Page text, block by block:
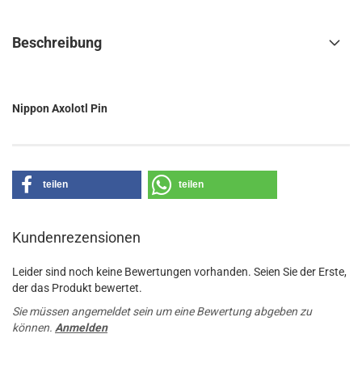
Beschreibung
Nippon Axolotl Pin
teilen teilen
Kundenrezensionen
Leider sind noch keine Bewertungen vorhanden. Seien Sie der Erste,
der das Produkt bewertet.
Sie müssen angemeldet sein um eine Bewertung abgeben zu
können. Anmelden